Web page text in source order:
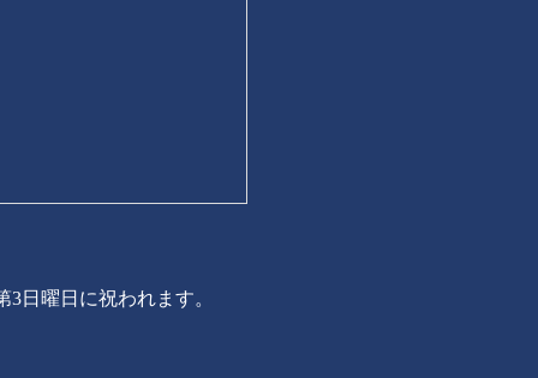
日曜日に祝われます。